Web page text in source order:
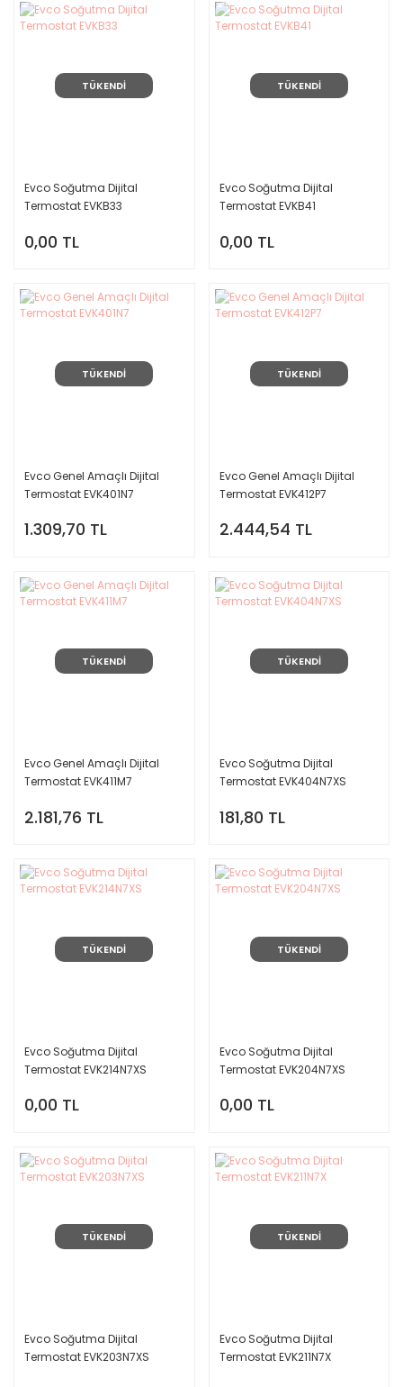
TÜKENDİ
Evco Soğutma Dijital
Termostat EVKB33
0,00 TL
TÜKENDİ
Evco Soğutma Dijital
Termostat EVKB41
0,00 TL
TÜKENDİ
Evco Genel Amaçlı Dijital
Termostat EVK401N7
1.309,70 TL
TÜKENDİ
Evco Genel Amaçlı Dijital
Termostat EVK412P7
2.444,54 TL
TÜKENDİ
Evco Genel Amaçlı Dijital
Termostat EVK411M7
2.181,76 TL
TÜKENDİ
Evco Soğutma Dijital
Termostat EVK404N7XS
181,80 TL
TÜKENDİ
Evco Soğutma Dijital
Termostat EVK214N7XS
0,00 TL
TÜKENDİ
Evco Soğutma Dijital
Termostat EVK204N7XS
0,00 TL
TÜKENDİ
Evco Soğutma Dijital
Termostat EVK203N7XS
TÜKENDİ
Evco Soğutma Dijital
Termostat EVK211N7X